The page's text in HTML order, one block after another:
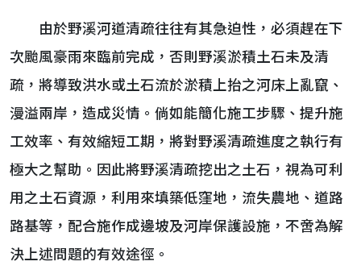
由於野溪河道清疏往往有其急迫性，必須趕在下
次颱風豪雨來臨前完成，否則野溪淤積土石未及清
疏，將導致洪水或土石流於淤積上抬之河床上亂竄、
漫溢兩岸，造成災情。倘如能簡化施工步驟、提升施
工效率、有效縮短工期，將對野溪清疏進度之執行有
極大之幫助。因此將野溪清疏挖出之土石，視為可利
用之土石資源，利用來填築低窪地，流失農地、道路
路基等，配合施作成邊坡及河岸保護設施，不啻為解
決上述問題的有效途徑。